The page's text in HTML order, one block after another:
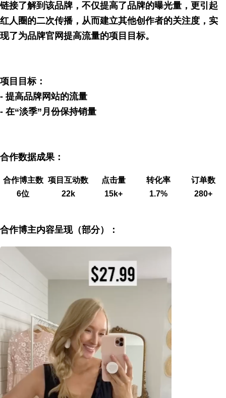
链接了解到该品牌，不仅提高了品牌的曝光量，更引起
红人圈的二次传播，从而建立其他创作者的关注度，实
现了为品牌官网提高流量的项目目标。
项目目标：
- 提高品牌网站的流量
- 在“淡季”月份保持销量
合作数据成果：
合作博主数 项目互动数 点击量 转化率
订单数
6位
22k 15k+ 1.7% 280+
合作博主内容呈现（部分）：